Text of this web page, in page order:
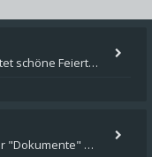
Hallo zusammen, ich hoffe Ihr hattet schöne Feiertage und kommt auch gut ins neue Jahr. Ich schreibe hier kurz zur Infor
Wenn das Speil installiert ist, müsste unter "Dokumente" auf Deinem Rechner ein Verzeichnis "blade of destiny" sein. Dar